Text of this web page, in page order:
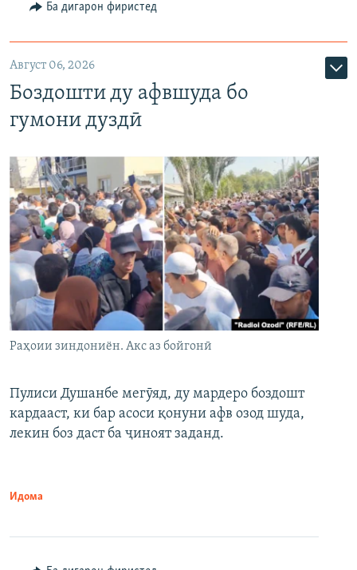
Ба дигарон фиристед
Август 06, 2026
Боздошти ду афвшуда бо
гумони дуздӣ
Раҳоии зиндониён. Акс аз бойгонӣ
Пулиси Душанбе мегӯяд, ду мардеро боздошт
кардааст, ки бар асоси қонуни афв озод шуда,
лекин боз даст ба ҷиноят заданд.
Идома